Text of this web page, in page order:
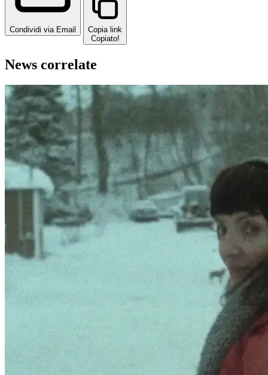
Condividi via Email
Copia link
Copiato!
News correlate